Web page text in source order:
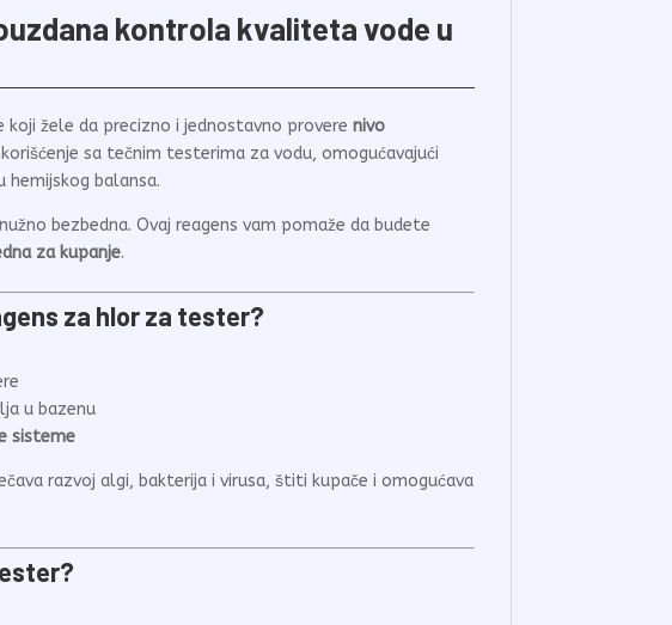
kontrola kvaliteta vode u
žele da precizno i jednostavno provere nivo
sa tečnim testerima za vodu, omogućavajući
hemijskog balansa.
bezbedna. Ovaj reagens vam pomaže da budete
za kupanje.
za hlor za tester?
u bazenu
sisteme
razvoj algi, bakterija i virusa, štiti kupače i omogućava